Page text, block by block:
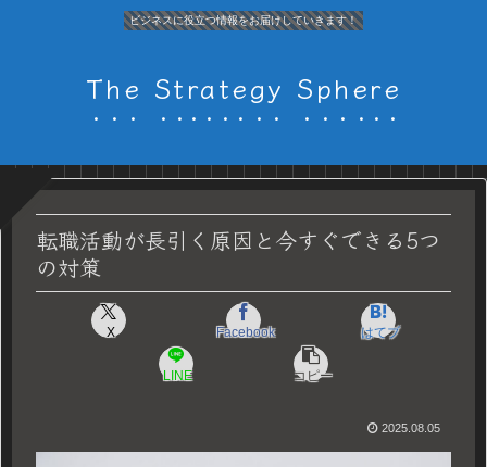
ビジネスに役立つ情報をお届けしていきます！
The Strategy Sphere
転職活動が長引く原因と今すぐできる5つ
の対策
X Facebook はてブ
LINE コピー
2025.08.05